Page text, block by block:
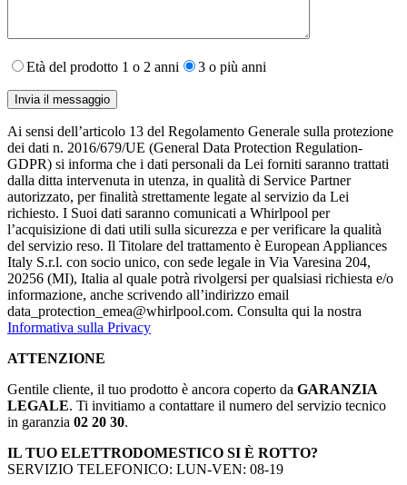
Età del prodotto 1 o 2 anni 3 o più anni
Ai sensi dell’articolo 13 del Regolamento Generale sulla protezione
dei dati n. 2016/679/UE (General Data Protection Regulation-
GDPR) si informa che i dati personali da Lei forniti saranno​ trattati
dalla ditta intervenuta in utenza,​ in qualità di Service Partner
autorizzato, per finalità strettamente legate al servizio da Lei
richiesto. I S​uoi dati saranno comunicati a Whirlpool per
l’acquisizione di dati utili sulla sicurezza e per verificare la qualità
del servizio reso. Il Titolare del trattamento è European Appliances
Italy S.r.l. con socio unico, con sede legale in Via Varesina 204,
20256 (MI), Italia al quale potrà rivolgersi per qualsiasi richiesta e/o
informazione, anche scrivendo all’indirizzo email
data_protection_emea@whirlpool.com. Consulta qui la nostra
Informativa sulla Privacy
ATTENZIONE
Gentile cliente, il tuo prodotto è ancora coperto da GARANZIA
LEGALE. Ti invitiamo a contattare il numero del servizio tecnico
in garanzia 02 20 30.
IL TUO ELETTRODOMESTICO SI È ROTTO?
SERVIZIO TELEFONICO: LUN-VEN: 08-19